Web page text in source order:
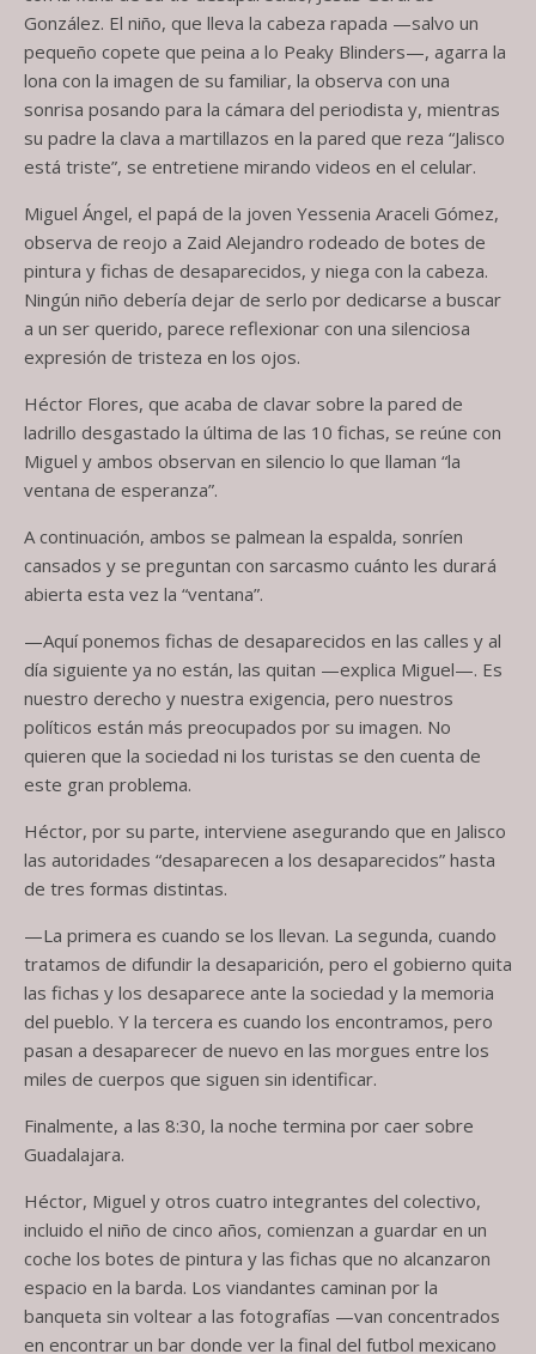
González. El niño, que lleva la cabeza rapada —salvo un
pequeño copete que peina a lo Peaky Blinders—, agarra la
lona con la imagen de su familiar, la observa con una
sonrisa posando para la cámara del periodista y, mientras
su padre la clava a martillazos en la pared que reza “Jalisco
está triste”, se entretiene mirando videos en el celular.
Miguel Ángel, el papá de la joven Yessenia Araceli Gómez,
observa de reojo a Zaid Alejandro rodeado de botes de
pintura y fichas de desaparecidos, y niega con la cabeza.
Ningún niño debería dejar de serlo por dedicarse a buscar
a un ser querido, parece reflexionar con una silenciosa
expresión de tristeza en los ojos.
Héctor Flores, que acaba de clavar sobre la pared de
ladrillo desgastado la última de las 10 fichas, se reúne con
Miguel y ambos observan en silencio lo que llaman “la
ventana de esperanza”.
A continuación, ambos se palmean la espalda, sonríen
cansados y se preguntan con sarcasmo cuánto les durará
abierta esta vez la “ventana”.
—Aquí ponemos fichas de desaparecidos en las calles y al
día siguiente ya no están, las quitan —explica Miguel—. Es
nuestro derecho y nuestra exigencia, pero nuestros
políticos están más preocupados por su imagen. No
quieren que la sociedad ni los turistas se den cuenta de
este gran problema.
Héctor, por su parte, interviene asegurando que en Jalisco
las autoridades “desaparecen a los desaparecidos” hasta
de tres formas distintas.
—La primera es cuando se los llevan. La segunda, cuando
tratamos de difundir la desaparición, pero el gobierno quita
las fichas y los desaparece ante la sociedad y la memoria
del pueblo. Y la tercera es cuando los encontramos, pero
pasan a desaparecer de nuevo en las morgues entre los
miles de cuerpos que siguen sin identificar.
Finalmente, a las 8:30, la noche termina por caer sobre
Guadalajara.
Héctor, Miguel y otros cuatro integrantes del colectivo,
incluido el niño de cinco años, comienzan a guardar en un
coche los botes de pintura y las fichas que no alcanzaron
espacio en la barda. Los viandantes caminan por la
banqueta sin voltear a las fotografías —van concentrados
en encontrar un bar donde ver la final del futbol mexicano